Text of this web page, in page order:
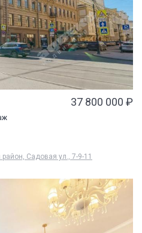
37 800 000 ₽
Садовая ул., 7-9-11